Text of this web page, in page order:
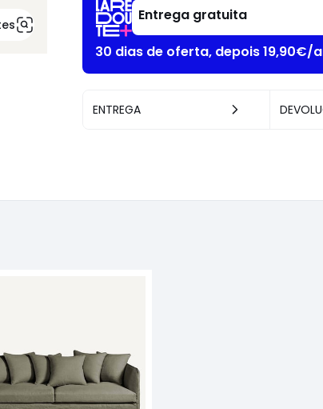
Entrega gratuita
30 dias de oferta, depois 19,90€/
ENTREGA